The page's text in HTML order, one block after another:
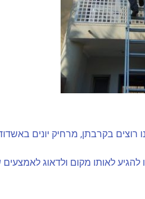
רוצים בקרבתן, מרחיק יונים
להגיע לאותו מקום ולדאוג